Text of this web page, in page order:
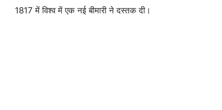
1817 में विश्व में एक नई बीमारी ने दस्तक दी।